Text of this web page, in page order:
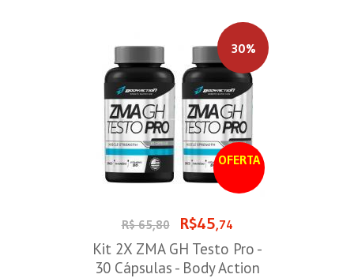
OFERTA
30%
R$ 65,80 R$45,74
Kit 2X ZMA GH Testo Pro -
30 Cápsulas - Body Action